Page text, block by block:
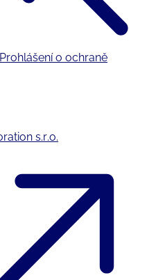
Prohlášení o ochraně
s.r.o.